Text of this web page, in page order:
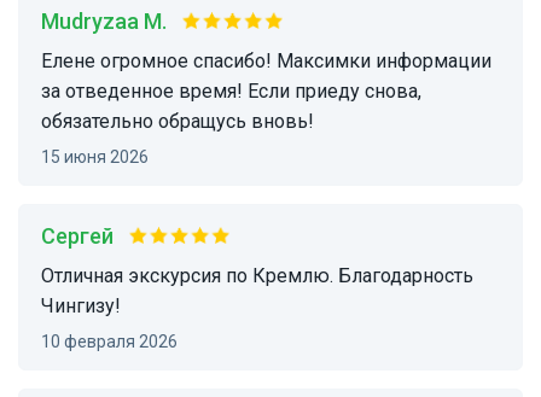
Mudryzaa M.
Елене огромное спасибо! Максимки информации
за отведенное время! Если приеду снова,
обязательно обращусь вновь!
15 июня 2026
Сергей
Отличная экскурсия по Кремлю. Благодарность
Чингизу!
10 февраля 2026